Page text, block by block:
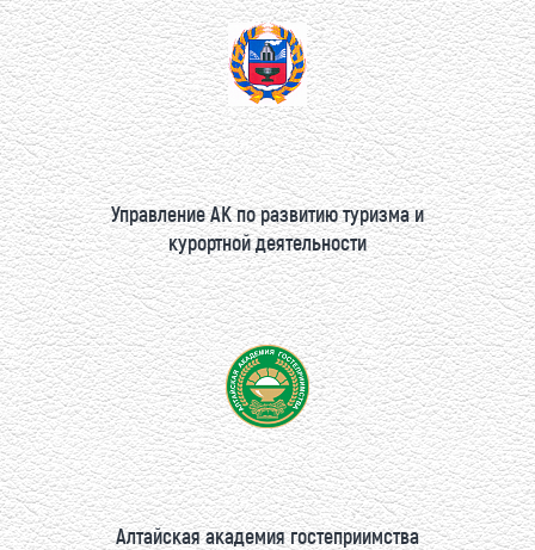
Управление АК по развитию туризма и
курортной деятельности
Алтайская академия гостеприимства